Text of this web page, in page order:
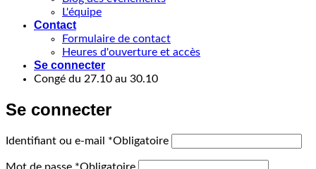
L'équipe
Contact
Formulaire de contact
Heures d'ouverture et accès
Se connecter
Congé du 27.10 au 30.10
Se connecter
Identifiant ou e-mail *Obligatoire